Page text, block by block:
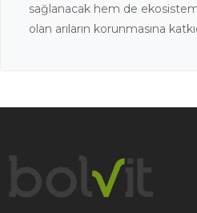
sağlanacak hem de
olan arıların korunmasına